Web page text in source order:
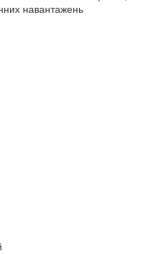
навантажень